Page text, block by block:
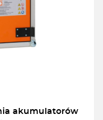
akumulatorów